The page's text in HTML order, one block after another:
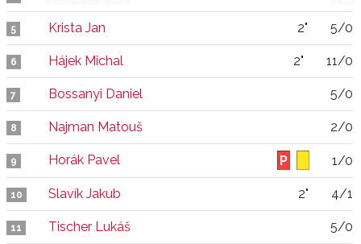
5 Krista Jan 2" 5/0
6 Hájek Michal 2" 11/0
7 Bossanyi Daniel 5/0
8 Najman Matouš 2/0
9 Horák Pavel 1/0
10 Slavík Jakub 2" 4/1
11 Tischer Lukáš 5/0